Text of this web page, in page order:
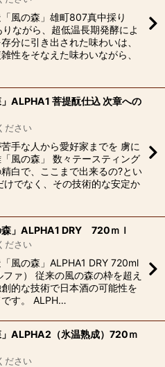
風の森」雄町807真中採り
ながら、超低温長期発酵によ
分に引き出された味わいは、
性をそなえた味わいながら、
ALPHA1 菩提酛仕込 次章への
ださい
手な人から愛好家までを 虜に
風の森」 数々テースティング
白で、ここまで出来るの?とい
けでなく、その技術的な安定か
」ALPHA1 DRY 720ｍｌ
ださい
風の森」ALPHA1 DRY 720ml
ファ） 従来の風の森の枠を超え
的な技術で日本酒の可能性を
す。 ALPH…
ALPHA2（氷温熟成）720ｍ
ださい